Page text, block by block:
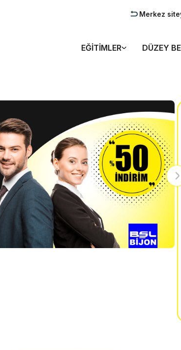
Merkez
EĞITIMLER DÜZEY